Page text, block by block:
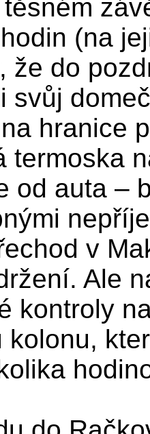
(na
že do
svůj
hranice
termoska
od auta –
v
Ale
kontroly
kolonu,